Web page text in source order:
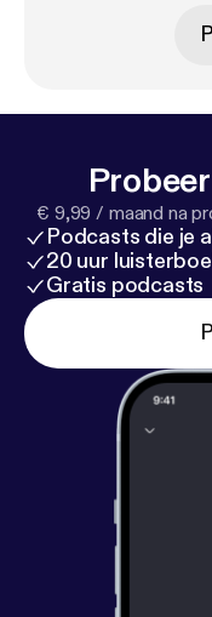
€ 9,99 / maand na
Podcasts die je
20 uur
Gratis podcasts